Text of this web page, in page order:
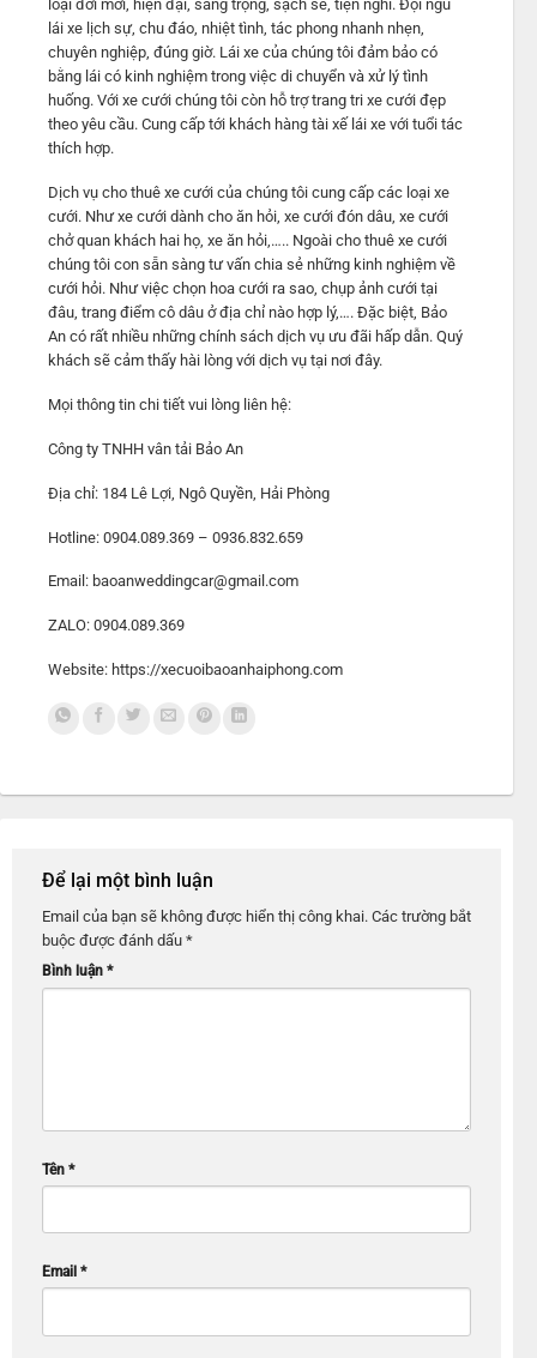
loại đời mới, hiện đại, sang trọng, sạch sẽ, tiện nghi. Đội ngũ
lái xe lịch sự, chu đáo, nhiệt tình, tác phong nhanh nhẹn,
chuyên nghiệp, đúng giờ. Lái xe của chúng tôi đảm bảo có
bằng lái có kinh nghiệm trong việc di chuyển và xử lý tình
huống. Với xe cưới chúng tôi còn hỗ trợ trang tri xe cưới đẹp
theo yêu cầu. Cung cấp tới khách hàng tài xế lái xe với tuổi tác
thích hợp.
Dịch vụ cho thuê xe cưới của chúng tôi cung cấp các loại xe
cưới. Như xe cưới dành cho ăn hỏi, xe cưới đón dâu, xe cưới
chở quan khách hai họ, xe ăn hỏi,….. Ngoài cho thuê xe cưới
chúng tôi con sẵn sàng tư vấn chia sẻ những kinh nghiệm về
cưới hỏi. Như việc chọn hoa cưới ra sao, chụp ảnh cưới tại
đâu, trang điểm cô dâu ở địa chỉ nào hợp lý,…. Đặc biệt, Bảo
An có rất nhiều những chính sách dịch vụ ưu đãi hấp dẫn. Quý
khách sẽ cảm thấy hài lòng với dịch vụ tại nơi đây.
Mọi thông tin chi tiết vui lòng liên hệ:
Công ty TNHH vân tải Bảo An
Địa chỉ: 184 Lê Lợi, Ngô Quyền, Hải Phòng
Hotline: 0904.089.369 – 0936.832.659
Email: baoanweddingcar@gmail.com
ZALO: 0904.089.369
Website: https://xecuoibaoanhaiphong.com
Để lại một bình luận
Email của bạn sẽ không được hiển thị công khai. Các trường bắt
buộc được đánh dấu *
Bình luận *
Tên *
Email *